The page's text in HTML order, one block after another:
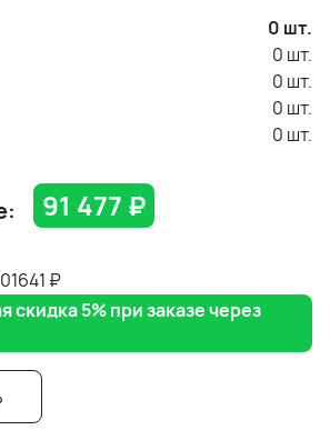
0 шт.
0 шт.
0 шт.
0 шт.
0 шт.
91 477 ₽
₽
скидка 5% при заказе через